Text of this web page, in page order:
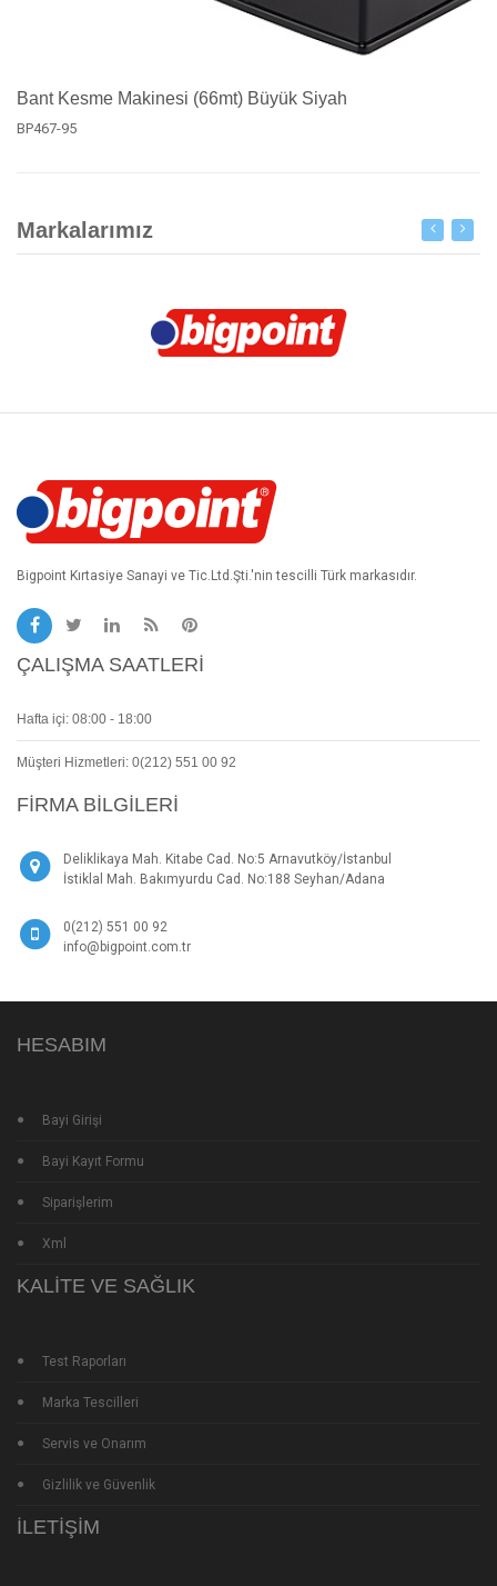
Bant Kesme Makinesi (66mt) Büyük Siyah
BP467-95
Markalarımız
Bigpoint Kırtasiye Sanayi ve Tic.Ltd.Şti.'nin tescilli Türk markasıdır.
ÇALIŞMA SAATLERI
Hafta içi: 08:00 - 18:00
Müşteri Hizmetleri: 0(212) 551 00 92
FIRMA BILGILERI
Deliklikaya Mah. Kitabe Cad. No:5 Arnavutköy/İstanbul
İstiklal Mah. Bakımyurdu Cad. No:188 Seyhan/Adana
0(212) 551 00 92
info@bigpoint.com.tr
HESABIM
Bayi Girişi
Bayi Kayıt Formu
Siparişlerim
Xml
KALITE VE SAĞLIK
Test Raporları
Marka Tescilleri
Servis ve Onarım
Gizlilik ve Güvenlik
İLETIŞIM